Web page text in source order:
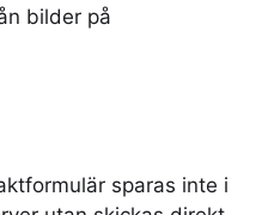
bilder på
sparas inte i